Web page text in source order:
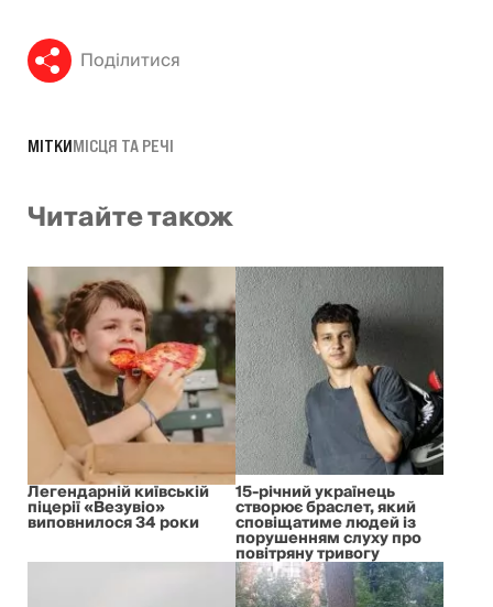
Поділитися
МІТКИМІСЦЯ ТА РЕЧІ
Читайте також
Легендарній київській
піцерії «Везувіо»
виповнилося 34 роки
15-річний українець
створює браслет, який
сповіщатиме людей із
порушенням слуху про
повітряну тривогу